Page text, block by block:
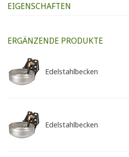
EIGENSCHAFTEN
ERGÄNZENDE PRODUKTE
Edelstahlbecken
Edelstahlbecken